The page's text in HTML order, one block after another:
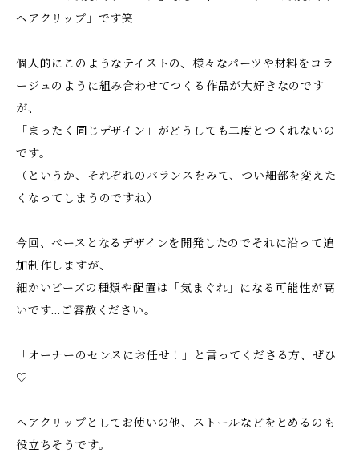
ヘアクリップ」です笑
個人的にこのようなテイストの、様々なパーツや材料をコラ
ージュのように組み合わせてつくる作品が大好きなのです
が、
「まったく同じデザイン」がどうしても二度とつくれないの
です。
（というか、それぞれのバランスをみて、つい細部を変えた
くなってしまうのですね）
今回、ベースとなるデザインを開発したのでそれに沿って追
加制作しますが、
細かいビーズの種類や配置は「気まぐれ」になる可能性が高
いです…ご容赦ください。
「オーナーのセンスにお任せ！」と言ってくださる方、ぜひ
♡
ヘアクリップとしてお使いの他、ストールなどをとめるのも
役立ちそうです。